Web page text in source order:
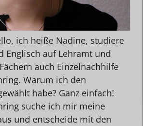
ich heiße Nadine, studiere
Englisch auf Lehramt und
auch Einzelnachhilfe
Warum ich den
habe? Ganz einfach!
suche ich mir meine
und entscheide mit den